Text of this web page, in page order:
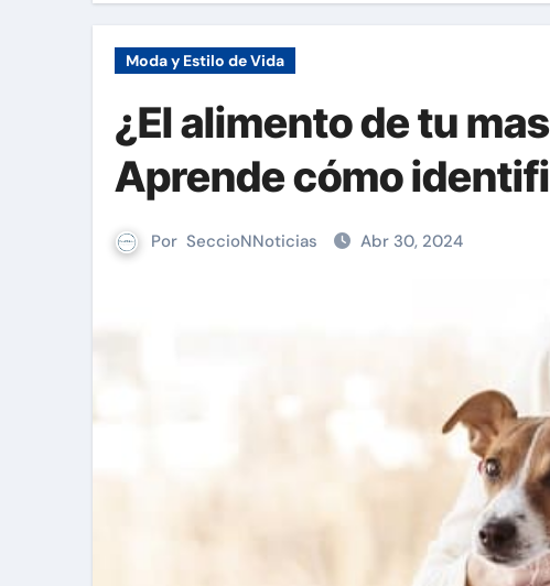
Moda y Estilo de Vida
¿El alimento de tu
Aprende cómo
Por SeccioNNoticias Abr 30, 2024